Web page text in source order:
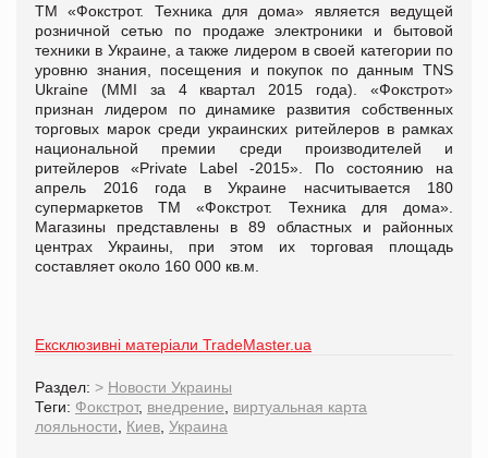
ТМ «Фокстрот. Техника для дома» является ведущей
розничной сетью по продаже электроники и бытовой
техники в Украине, а также лидером в своей категории по
уровню знания, посещения и покупок по данным TNS
Ukraine (MMI за 4 квартал 2015 года). «Фокстрот»
признан лидером по динамике развития собственных
торговых марок среди украинских ритейлеров в рамках
национальной премии среди производителей и
ритейлеров «Private Label -2015». По состоянию на
апрель 2016 года в Украине насчитывается 180
супермаркетов ТМ «Фокстрот. Техника для дома».
Магазины представлены в 89 областных и районных
центрах Украины, при этом их торговая площадь
составляет около 160 000 кв.м.
Ексклюзивні матеріали TradeMaster.ua
Раздел: > Новости Украины
Теги: Фокстрот, внедрение
виртуальная карта
лояльности
Киев Украина